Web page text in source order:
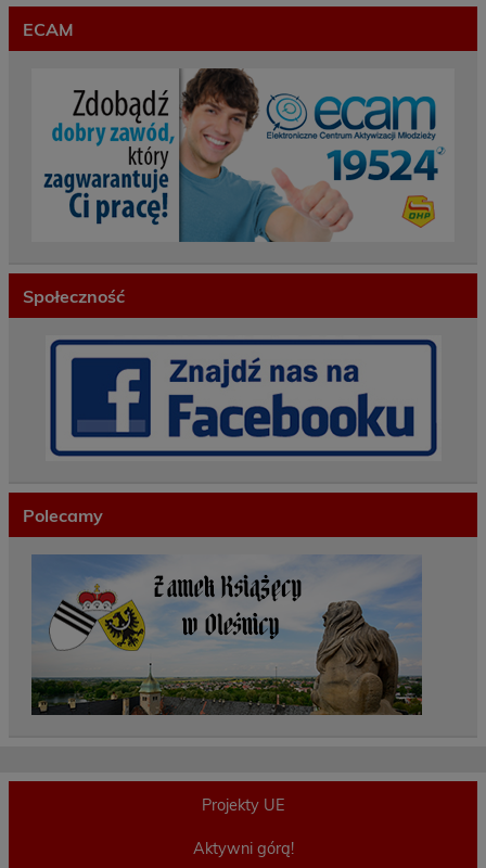
ECAM
Społeczność
Polecamy
Projekty UE
Aktywni górą!